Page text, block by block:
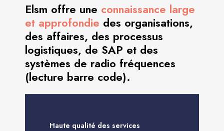
Elsm offre une connaissance large
et approfondie des organisations,
des affaires, des processus
logistiques, de SAP et des
systèmes de radio fréquences
(lecture barre code).
Haute qualité des services